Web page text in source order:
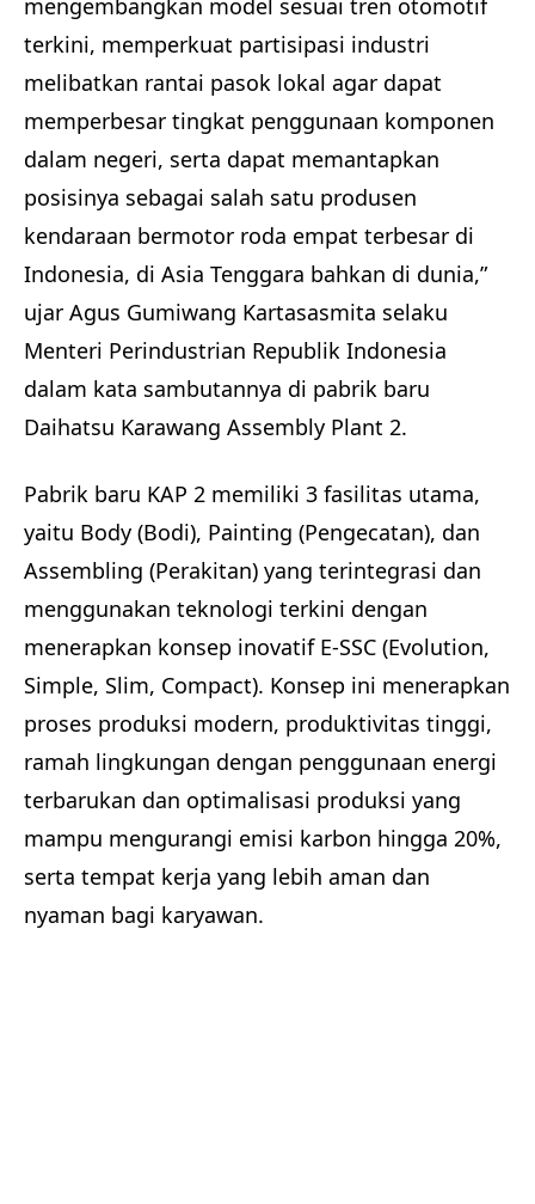
terkini, memperkuat partisipasi industri
melibatkan rantai pasok lokal agar dapat
memperbesar tingkat penggunaan komponen
dalam negeri, serta dapat memantapkan
posisinya sebagai salah satu produsen
kendaraan bermotor roda empat terbesar di
Indonesia, di Asia Tenggara bahkan di dunia,”
ujar Agus Gumiwang Kartasasmita selaku
Menteri Perindustrian Republik Indonesia
dalam kata sambutannya di pabrik baru
Daihatsu Karawang Assembly Plant 2.
Pabrik baru KAP 2 memiliki 3 fasilitas utama,
yaitu Body (Bodi), Painting (Pengecatan), dan
Assembling (Perakitan) yang terintegrasi dan
menggunakan teknologi terkini dengan
menerapkan konsep inovatif E-SSC (Evolution,
Simple, Slim, Compact). Konsep ini menerapkan
proses produksi modern, produktivitas tinggi,
ramah lingkungan dengan penggunaan energi
terbarukan dan optimalisasi produksi yang
mampu mengurangi emisi karbon hingga 20%,
serta tempat kerja yang lebih aman dan
nyaman bagi karyawan.